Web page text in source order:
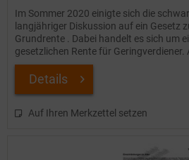
Im Sommer 2020 einigte sich die
langjähriger Diskussion auf ein Gesetz
Grundrente . Dabei handelt es sich um
gesetzlichen Rente für Geringverdiener.
Details
Auf Ihren Merkzettel setzen